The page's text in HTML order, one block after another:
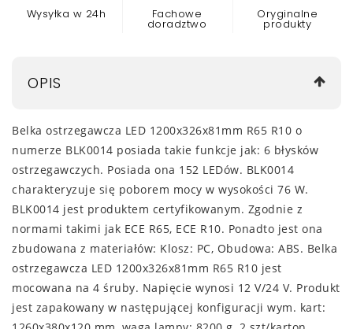
Wysyłka w 24h Fachowe
doradztwo
Oryginalne
produkty
OPIS
Belka ostrzegawcza LED 1200x326x81mm R65 R10 o
numerze BLK0014 posiada takie funkcje jak: 6 błysków
ostrzegawczych. Posiada ona 152 LEDów. BLK0014
charakteryzuje się poborem mocy w wysokości 76 W.
BLK0014 jest produktem certyfikowanym. Zgodnie z
normami takimi jak ECE R65, ECE R10. Ponadto jest ona
zbudowana z materiałów: Klosz: PC, Obudowa: ABS. Belka
ostrzegawcza LED 1200x326x81mm R65 R10 jest
mocowana na 4 śruby. Napięcie wynosi 12 V/24 V. Produkt
jest zapakowany w następującej konfiguracji wym. kart: